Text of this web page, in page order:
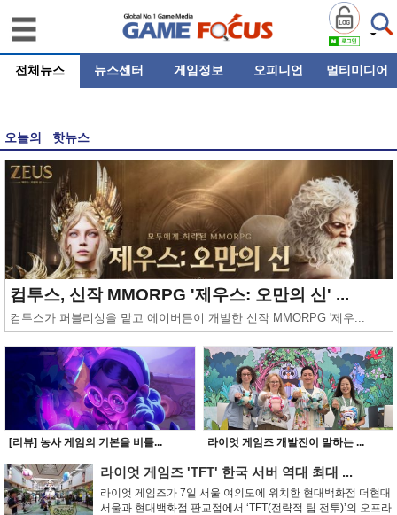
전체뉴스 뉴스센터 게임정보 오피니언 멀티미디어
오늘의 핫뉴스
컴투스, 신작 MMORPG '제우스: 오만의 신' ...
컴투스가 퍼블리싱을 맡고 에이버튼이 개발한 신작 MMORPG '제우...
[리뷰] 농사 게임의 기본을 비틀... 라이엇 게임즈 개발진이 말하는 ...
라이엇 게임즈 'TFT' 한국 서버 역대 최대 ...
라이엇 게임즈가 7일 서울 여의도에 위치한 현대백화점 더현대
서울과 현대백화점 판교점에서 ‘TFT(전략적 팀 전투)’의 오프라